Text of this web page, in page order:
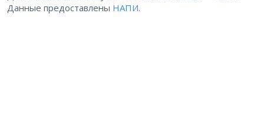
Данные предоставлены НАПИ.